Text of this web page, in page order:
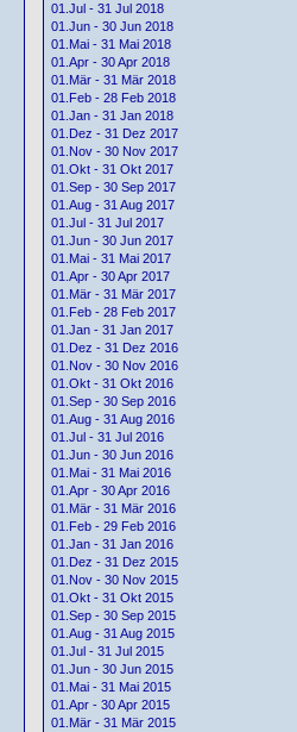
01.Jul - 31 Jul 2018
01.Jun - 30 Jun 2018
01.Mai - 31 Mai 2018
01.Apr - 30 Apr 2018
01.Mär - 31 Mär 2018
01.Feb - 28 Feb 2018
01.Jan - 31 Jan 2018
01.Dez - 31 Dez 2017
01.Nov - 30 Nov 2017
01.Okt - 31 Okt 2017
01.Sep - 30 Sep 2017
01.Aug - 31 Aug 2017
01.Jul - 31 Jul 2017
01.Jun - 30 Jun 2017
01.Mai - 31 Mai 2017
01.Apr - 30 Apr 2017
01.Mär - 31 Mär 2017
01.Feb - 28 Feb 2017
01.Jan - 31 Jan 2017
01.Dez - 31 Dez 2016
01.Nov - 30 Nov 2016
01.Okt - 31 Okt 2016
01.Sep - 30 Sep 2016
01.Aug - 31 Aug 2016
01.Jul - 31 Jul 2016
01.Jun - 30 Jun 2016
01.Mai - 31 Mai 2016
01.Apr - 30 Apr 2016
01.Mär - 31 Mär 2016
01.Feb - 29 Feb 2016
01.Jan - 31 Jan 2016
01.Dez - 31 Dez 2015
01.Nov - 30 Nov 2015
01.Okt - 31 Okt 2015
01.Sep - 30 Sep 2015
01.Aug - 31 Aug 2015
01.Jul - 31 Jul 2015
01.Jun - 30 Jun 2015
01.Mai - 31 Mai 2015
01.Apr - 30 Apr 2015
01.Mär - 31 Mär 2015